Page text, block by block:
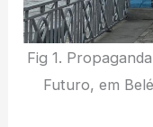
Fig 1.
Futuro, em